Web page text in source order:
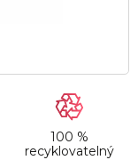
100 %
recyklovatelný